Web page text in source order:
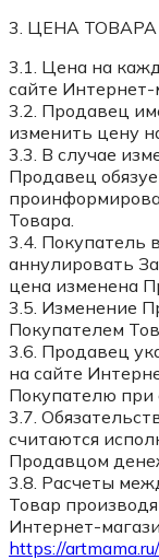
3. ЦЕНА ТОВАРА
3.1. Цена на
сайте Интернет-
3.2. Продавец
изменить цену
3.3. В случае
Продавец
Товара.
3.4. Покупатель
аннулировать
цена изменена
3.5. Изменение
Покупателем
3.6. Продавец
на сайте
Покупателю при
3.7.
считаются
Продавцом
3.8. Расчеты
Товар
Интернет-
https://